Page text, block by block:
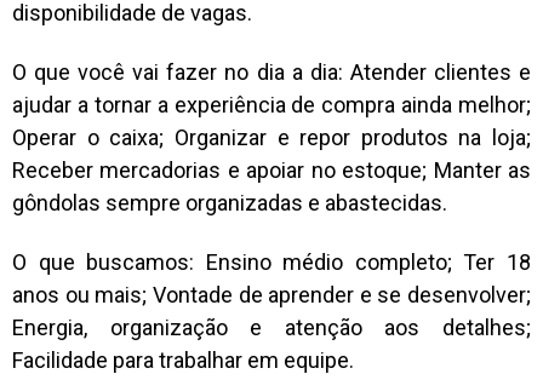
disponibilidade de vagas.
O que você vai fazer no dia a dia: Atender clientes e
ajudar a tornar a experiência de compra ainda melhor;
Operar o caixa; Organizar e repor produtos na loja;
Receber mercadorias e apoiar no estoque; Manter as
gôndolas sempre organizadas e abastecidas.
O que buscamos: Ensino médio completo; Ter 18
anos ou mais; Vontade de aprender e se desenvolver;
Energia, organização e atenção aos detalhes;
Facilidade para trabalhar em equipe.